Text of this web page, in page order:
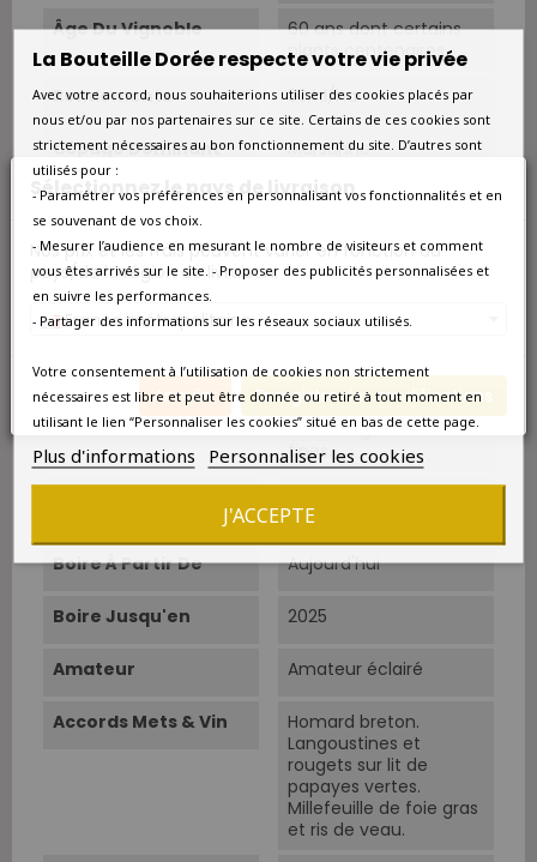
Sélectionnez le pays de livraison
Nos prix et les frais peuvent varier en fonction du
pays/de la région de livraison.
France métropolitaine
Annuler Enregistrer les modifications
Âge Du Vignoble
60 ans dont certains
plants centenaires.
Rendements
30 hl/ha.
Cépage Dominant Marsanne
Cépages Marsanne 100%.
Vinification
Pressurage des
grappes entières puis
de chêne dont 30% de
Elevage
9 mois en fûts de
chêne avec
bâtonnage des lies
fines.
Boire À Partir De Aujourd'hui
Boire Jusqu'en 2025
Amateur Amateur éclairé
Accords Mets & Vin
Homard breton.
Langoustines et
rougets sur lit de
papayes vertes.
Millefeuille de foie gras
et ris de veau.
La Bouteille Dorée respecte votre vie privée
Avec votre accord, nous souhaiterions utiliser des cookies placés par
nous et/ou par nos partenaires sur ce site. Certains de ces cookies sont
strictement nécessaires au bon fonctionnement du site. D’autres sont
utilisés pour :
- Paramétrer vos préférences en personnalisant vos fonctionnalités et en
se souvenant de vos choix.
- Mesurer l’audience en mesurant le nombre de visiteurs et comment
vous êtes arrivés sur le site. - Proposer des publicités personnalisées et
en suivre les performances.
- Partager des informations sur les réseaux sociaux utilisés.
Votre consentement à l’utilisation de cookies non strictement
nécessaires est libre et peut être donnée ou retiré à tout moment en
utilisant le lien “Personnaliser les cookies” situé en bas de cette page.
Plus d'informations Personnaliser les cookies
J'ACCEPTE